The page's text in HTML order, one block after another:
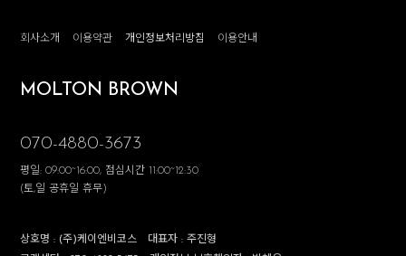
회사소개 이용약관 개인정보처리방침 이용안내
MOLTON BROWN
070-4880-3673
평일: 09:00~16:00, 점심시간 11:00~12:30
(토,일 공휴일 휴무)
상호명 :(주)케이엔비코스 대표자 :주진형